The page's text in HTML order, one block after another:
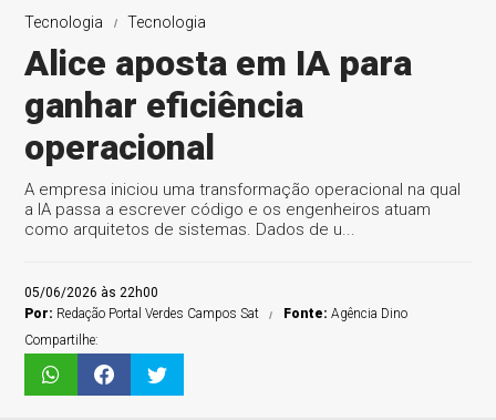
Tecnologia Tecnologia
Alice aposta em IA para
ganhar eficiência
operacional
A empresa iniciou uma transformação operacional na qual
a IA passa a escrever código e os engenheiros atuam
como arquitetos de sistemas. Dados de u...
05/06/2026 às 22h00
Por: Redação Portal Verdes Campos Sat Fonte:Agência Dino
Compartilhe: